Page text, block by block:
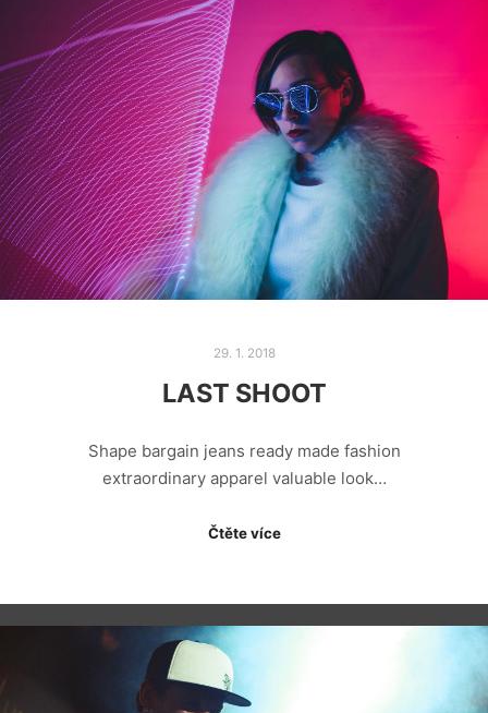
29. 1. 2018
LAST SHOOT
Shape bargain jeans ready made fashion
extraordinary apparel valuable look…
Čtěte více